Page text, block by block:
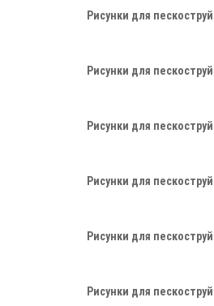
Рисунки для
Рисунки для
Рисунки для
Рисунки для
Рисунки для
Рисунки для